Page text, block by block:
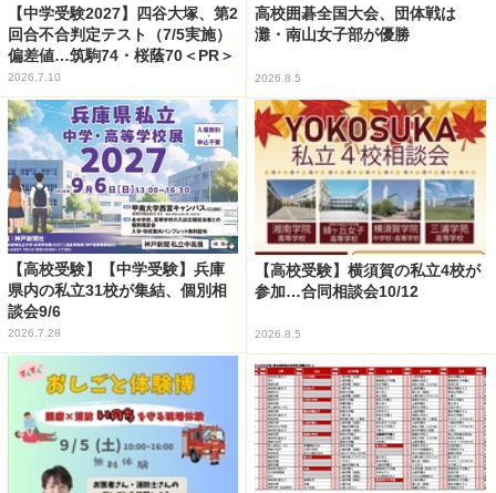
【中学受験2027】四谷大塚、第2
回合不合判定テスト（7/5実施）
偏差値…筑駒74・桜蔭70＜PR＞
2026.7.10
高校囲碁全国大会、団体戦は
灘・南山女子部が優勝
2026.8.5
【高校受験】【中学受験】兵庫
県内の私立31校が集結、個別相
談会9/6
2026.7.28
【高校受験】横須賀の私立4校が
参加…合同相談会10/12
2026.8.5